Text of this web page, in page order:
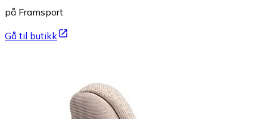
på Framsport
Gå til butikk